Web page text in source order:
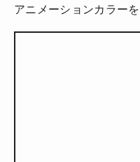
アニメーションカラー